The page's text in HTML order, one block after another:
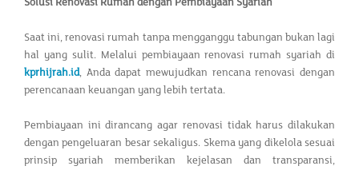
Saat ini, renovasi rumah tanpa mengganggu tabungan bukan lagi
hal yang sulit. Melalui pembiayaan renovasi rumah syariah di
kprhijrah.id, Anda dapat mewujudkan rencana renovasi dengan
perencanaan keuangan yang lebih tertata.
Pembiayaan ini dirancang agar renovasi tidak harus dilakukan
dengan pengeluaran besar sekaligus. Skema yang dikelola sesuai
prinsip syariah memberikan kejelasan dan transparansi,